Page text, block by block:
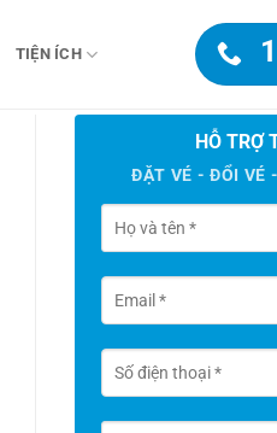
TIỆN ÍCH
HỖ TRỢ
ĐẶT VÉ - ĐỔI VÉ